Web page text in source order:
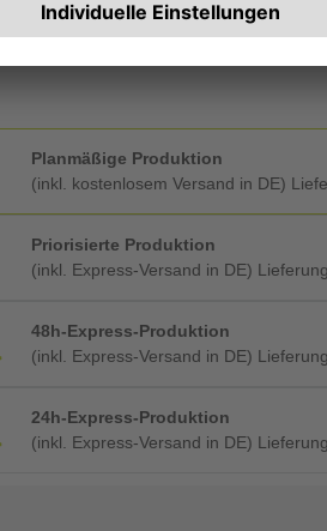
Planmäßige Produktion
(inkl. kostenlosem Versand in DE)
Priorisierte Produktion
(inkl. Express-Versand in DE)
48h-Express-Produktion
(inkl. Express-Versand in DE)
24h-Express-Produktion
(inkl. Express-Versand in DE)